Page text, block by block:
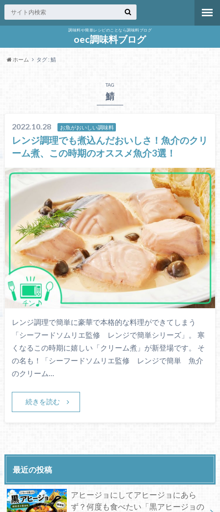
調味料や簡単レシピのことなら調味料ブログ
oec調味料ブログ
ホーム タグ : 鯖
TAG
鯖
2022.10.28 お魚がおいしい調味料
レンジ調理でも煮込んだおいしさ！魚介のクリ
ーム煮、この時期のオススメ魚介3選！
レンジ調理で簡単に豪華で本格的な料理ができてしまう
「シーフードソムリエ監修 レンジで簡単シリーズ」。 寒
くなるこの時期に嬉しい「クリーム煮」が新登場です。 そ
の名も！「シーフードソムリエ監修 レンジで簡単 魚介
のクリーム…
続きを読む
最近の投稿
アヒージョにしてアヒージョにあら
ず？何度も食べたい「黒アヒージョの